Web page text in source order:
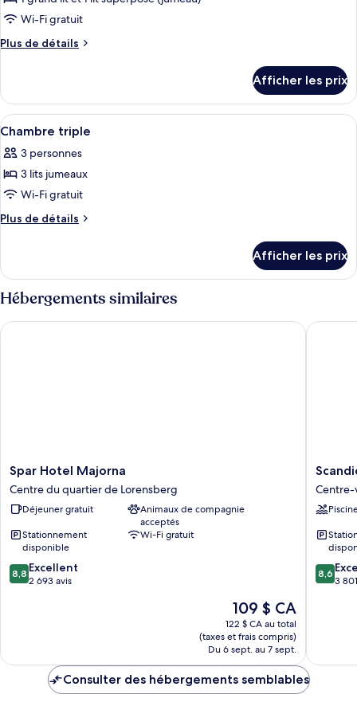
pour
ce
chambre :
Chambre
familiale
Wi-Fi gratuit
Plus de détails
Plus
Chambre
familiale
Afficher les prix
Afficher
toutes
les
photos
pour
ce
chambre :
Chambre
triple
Une chambre d’hôtel avec un
6
Chambre triple
3 personnes
3 lits jumeaux
Wi-Fi gratuit
Plus de détails
Plus
Chambre
triple
Afficher les prix
Hébergements similaires
Spar
Hotel
Majorna
Centre
quartier
Lorensberg
Spar Hotel Majorna
Centre du quartier de Lorensberg
Déjeuner gratuit
Animaux de compagnie
acceptés
Stationnement
disponible
Wi-Fi gratuit
8.8
sur
8,8 Excellent
2 693 avis
Le
prix
est
de
109 $ CA
109 $ CA
122 $ CA au total
(taxes et frais compris)
Du 6 sept. au 7 sept.
Spar Hotel Majorna
Scandic
Europa
Centre-
ville
8.6
sur
8,6
3
Scandic
Consulter des hébergements semblables